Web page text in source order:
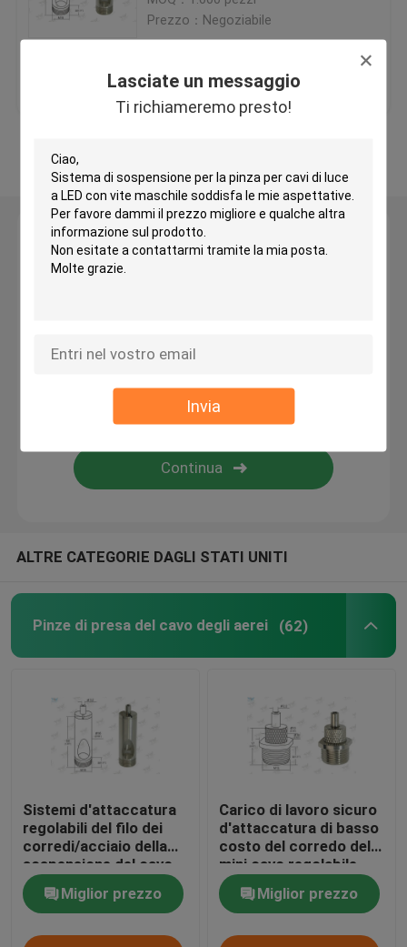
Lasciate un messaggio
Ti richiameremo presto!
Invia
Auto che afferra le pinze di presa del cavo
Pinza di presa di ciclaggio del cavo
Sistema d'attaccatura del cavo
Sistemi d'attaccatura di arte
Corredo della sospensione del pannello del LED
corredo della sospensione del cavo
Componenti dell'esposizione del cavo
Sistema d'attaccatura del cavo del soffitto
Attacco snodato in acciaio della lampada
Prezzo：Negoziabile
Miglior prezzo Contattaci
Lasciate un messaggio
Ti richiameremo presto!
ALTRE CATEGORIE DAGLI STATI UNITI
Pinze di presa del cavo degli aerei (62)
Sistemi d'attaccatura
regolabili del filo dei
corredi/acciaio della
sospensione del cavo
dell'alimentazione di
potereMiglior prezzo
Carico di lavoro sicuro
d'attaccatura di basso
costo del corredo del
mini cavo regolabile
degli aerei 20KG
Miglior prezzo